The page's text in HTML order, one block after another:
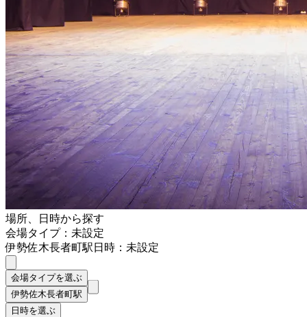
場所、日時から探す
会場タイプ：未設定
伊勢佐木長者町駅日時：未設定
会場タイプを選ぶ
伊勢佐木長者町駅
日時を選ぶ